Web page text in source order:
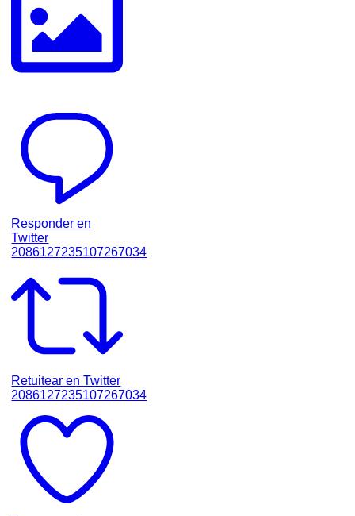
Responder en
Twitter
2086127235107267034
Retuitear en Twitter
2086127235107267034